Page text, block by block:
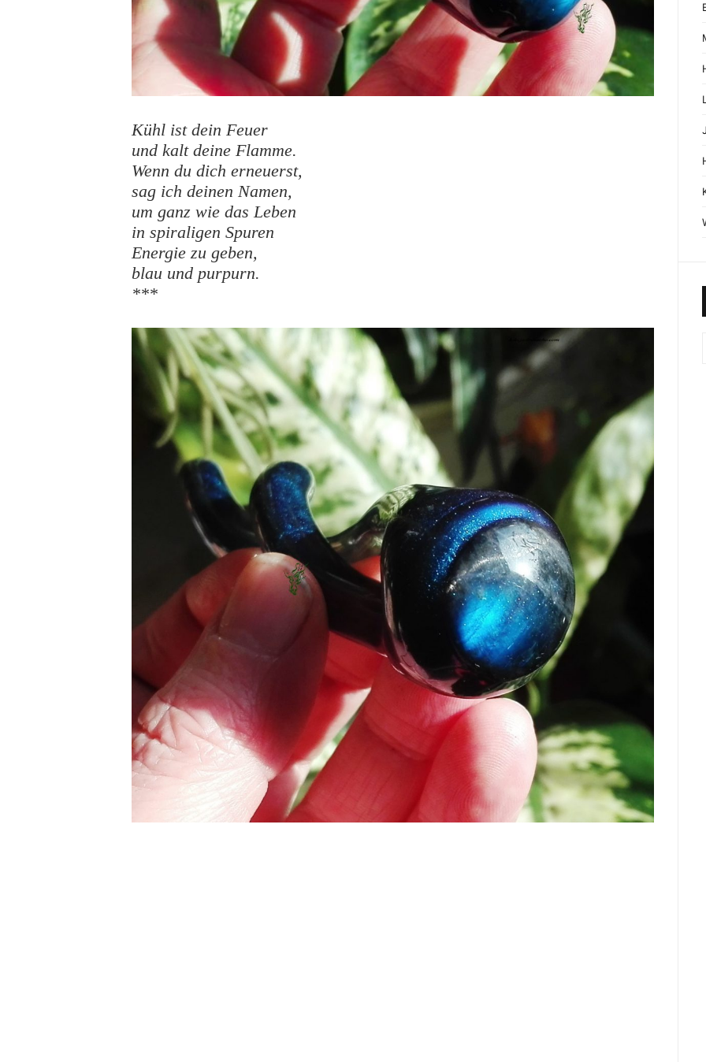
Kühl ist dein Feuer
und kalt deine Flamme.
Wenn du dich erneuerst,
sag ich deinen Namen,
um ganz wie das Leben
in spiraligen Spuren
Energie zu geben,
blau und purpurn.
***